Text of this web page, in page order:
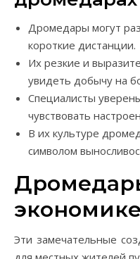
Дромедары могут
короткие дистанции.
Их резкие и
увидеть добычу на
Специалисты
чувствовать
В их культуре
символом
экономике
Эти замечательные